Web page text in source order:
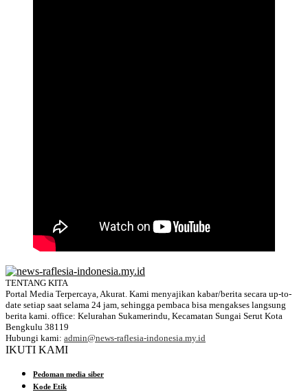
TENTANG KITA
Portal Media Terpercaya, Akurat. Kami menyajikan kabar/berita secara up-to-
date setiap saat selama 24 jam, sehingga pembaca bisa mengakses langsung
berita kami. office: Kelurahan Sukamerindu, Kecamatan Sungai Serut Kota
Bengkulu 38119
Hubungi kami: admin@news-raflesia-indonesia.my.id
IKUTI KAMI
Pedoman media siber
Kode Etik